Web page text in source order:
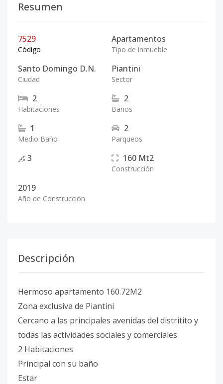
Resumen
7529
Código
Apartamentos
Tipo de inmueble
Santo Domingo D.N.
Ciudad
Piantini
Sector
2
Habitaciones
2
Baños
1
Medio Baño
2
Parqueos
3 160 Mt2
Construcción
2019
Año de Construcción
Descripción
Hermoso apartamento 160.72M2
Zona exclusiva de Piantini
Cercano a las principales avenidas del distritito y
todas las actividades sociales y comerciales
2 Habitaciones
Principal con su baño
Estar